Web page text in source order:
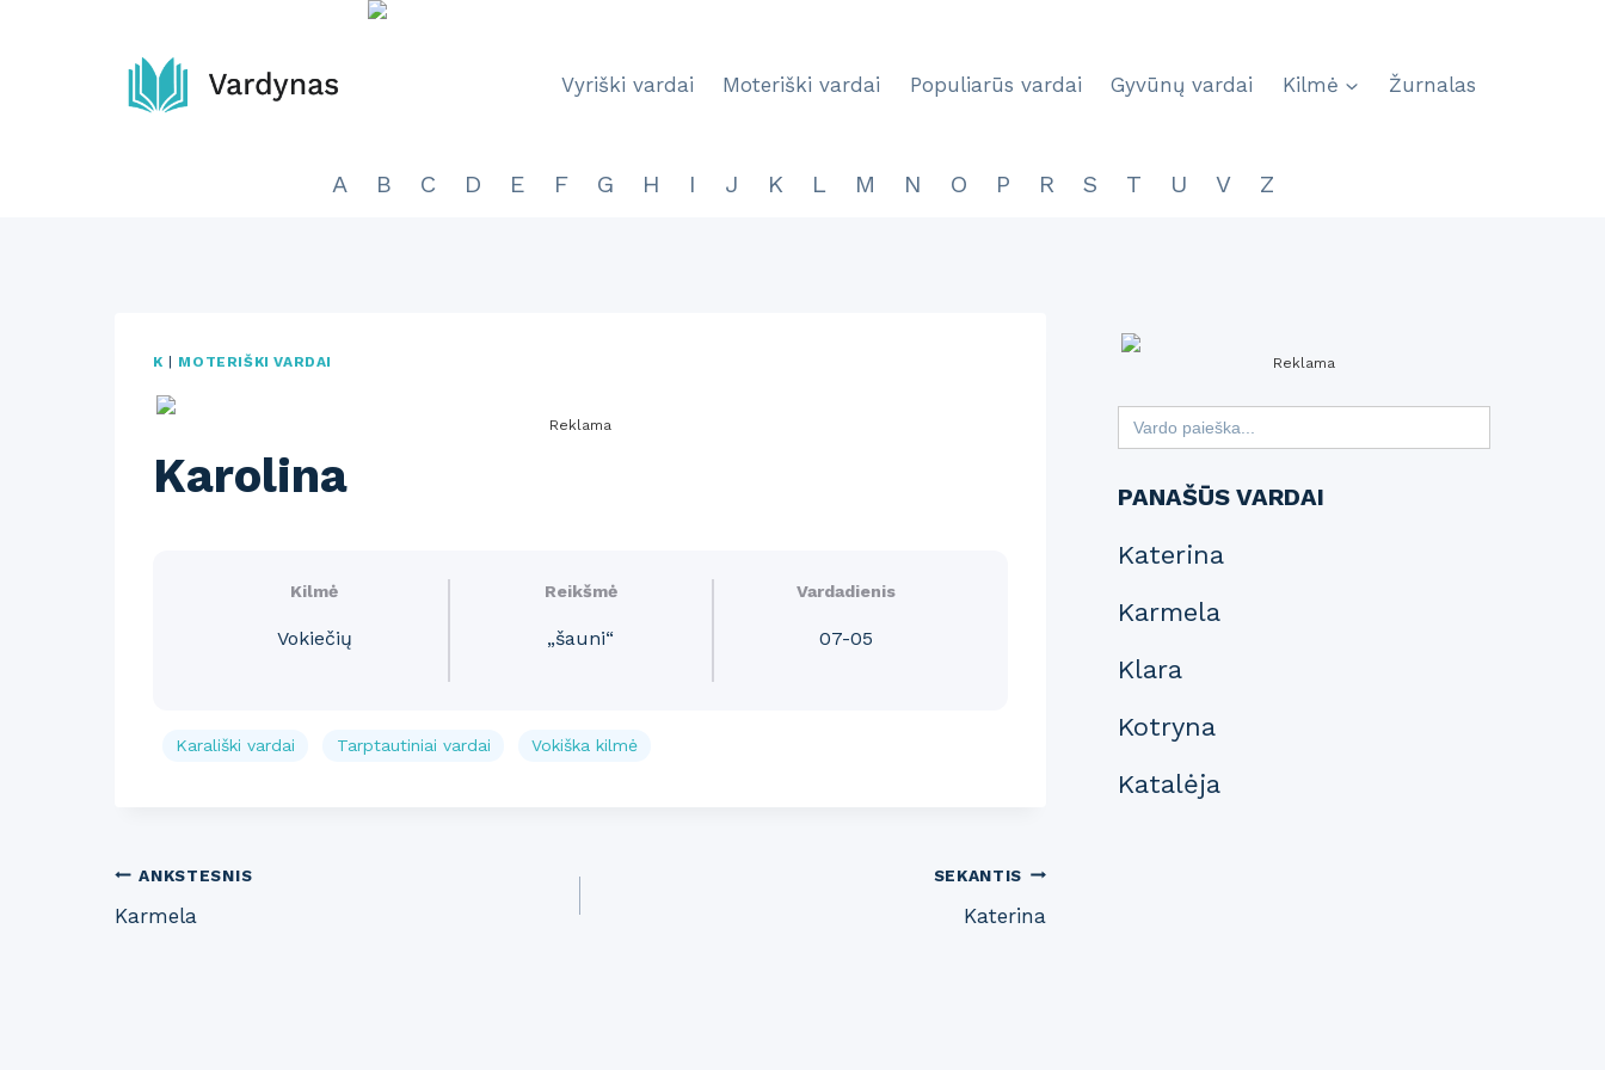
Vyriški vardai Moteriški vardai Populiarūs vardai Gyvūnų vardai Kilmė Žurnalas
A B C D E F G H I J K L M N O P R S T U V Z
K MOTERIŠKI VARDAI
Reklama
Karolina
Kilmė
Vokiečių
Reikšmė
„šauni“
Vardadienis
07-05
Karališki vardai Tarptautiniai vardai Vokiška kilmė
Post
navigation
ANKSTESNIS
Karmela
SEKANTIS
Katerina
Reklama
Search
for:
PANAŠŪS VARDAI
Katerina
Karmela
Klara
Kotryna
Katalėja